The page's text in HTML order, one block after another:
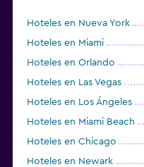
Hoteles en Nueva York
Hoteles en Miami
Hoteles en Orlando
Hoteles en Las Vegas
Hoteles en Los Ángeles
Hoteles en Miami Beach
Hoteles en Chicago
Hoteles en Newark